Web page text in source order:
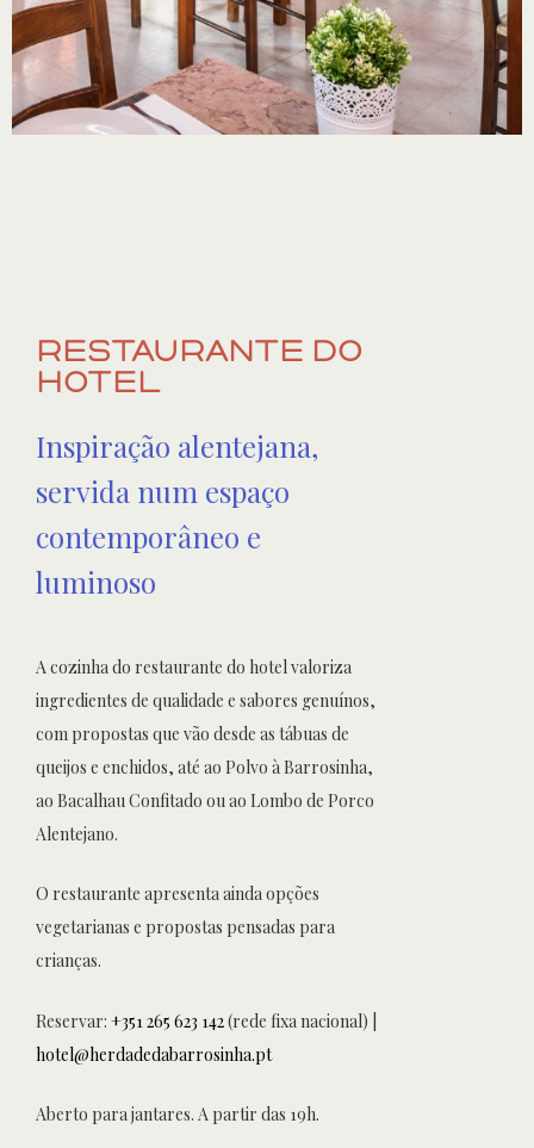
RESTAURANTE DO
HOTEL
Inspiração alentejana,
servida num espaço
contemporâneo e
luminoso
A cozinha do restaurante do hotel valoriza
ingredientes de qualidade e sabores genuínos,
com propostas que vão desde as tábuas de
queijos e enchidos, até ao Polvo à Barrosinha,
ao Bacalhau Confitado ou ao Lombo de Porco
Alentejano.
O restaurante apresenta ainda opções
vegetarianas e propostas pensadas para
crianças.
Reservar: +351 265 623 142(rede fixa nacional) |
hotel@herdadedabarrosinha.pt
Aberto para jantares. A partir das 19h.